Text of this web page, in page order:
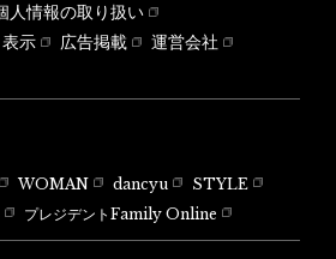
人情報の取り扱い
示
広告掲載
運営会社
WOMAN dancyu
STYLE
プレジデントFamily Online